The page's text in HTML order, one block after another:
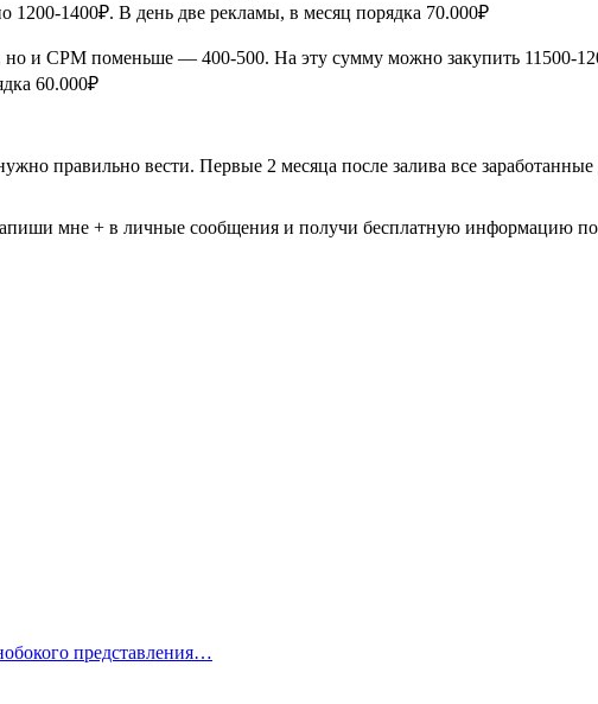
1200-1400₽. В день две рекламы, в месяц порядка 70.000₽
и CPM поменьше — 400-500. На эту сумму можно закупить 11500-
60.000₽
правильно вести. Первые 2 месяца после залива все
мне + в личные сообщения и получи бесплатную информацию
представления…